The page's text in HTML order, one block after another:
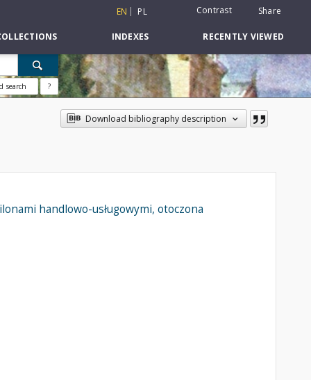
EN PL Contrast Share
INDEXES RECENTLY VIEWED
search ?
Download bibliography description
handlowo-usługowymi, otoczona